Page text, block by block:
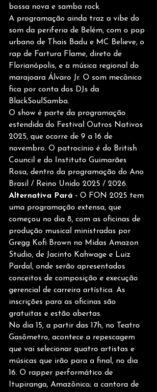
bossa nova e samba rock.
A programação ainda traz a vibe do
som da periferia de Belém, com o pop
urbano de Thais Badu e MC Believe, o
rap de Fartura Flame, direto de
Florianópolis, e a música regional do
marajoara Álvaro Jr. O som mecânico
fica por conta dos DJs da
BlackSoulSamba.
O show é parte da programação
estendida do Festival Outros Nativos
2025, que ocorre de 9 a 16 de
novembro. O patrocínio é do British
Council e do Instituto Guimarães
Rosa, dentro da programação do Ano
Brasil / Reino Unido 2025 / 2026.
Alternativa Pará - O FON 2025 tem
uma programação extensa, que
começou no dia 8, com as oficinas de
produção musical ministradas por
Gregg Kofi Brown no Midas Amazon
Studio, de Jacinto Kahwage e Luiz
Pardal, onde serão apresentados
conceitos de composição e execução
gerencial de carreira artística. As
inscrições para as oficinas são
gratuitas e estão abertas.
No dia 15, a partir das 17h, no Teatro
Gasômetro, acontece a repescagem
que vai selecionar quatro artistas e
músicas que irão para a final, no dia
16. O rapper performático de
Itupiranga, Amazônico; a cantora de